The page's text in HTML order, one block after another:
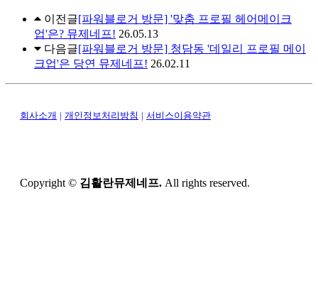
이전글[파워블로거 방문] '맞춤 프로필 헤어메이크
업'은? 뮤제네프! 26.05.13
다음글[파워블로거 방문] 청담동 '데일리 프로필 메이
크업'은 당연 뮤제네프! 26.02.11
회사소개 | 개인정보처리방침 | 서비스이용약관
Copyright © 김활란뮤제네프. All rights reserved.